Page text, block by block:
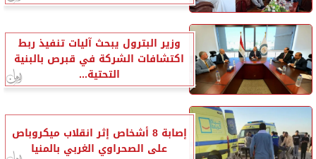
وزير البترول يبحث آليات تنفيذ ربط
اكتشافات الشركة في قبرص بالبنية
التحتية...
إصابة 8 أشخاص إثر انقلاب ميكروباص
على الصحراوي الغربي بالمنيا